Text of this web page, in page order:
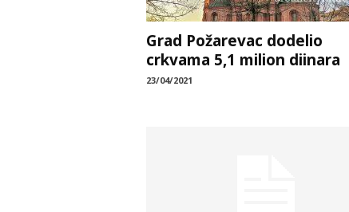
Grad Požarevac dodelio
crkvama 5,1 milion diinara
23/04/2021